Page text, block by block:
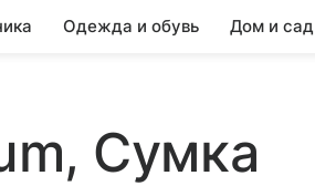
Одежда и обувь Дом и сад
Сумка